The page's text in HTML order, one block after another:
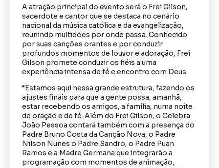
A atração principal do evento será o Frei Gilson,
sacerdote e cantor que se destaca no cenário
nacional da música católica e da evangelização,
reunindo multidões por onde passa. Conhecido
por suas canções orantes e por conduzir
profundos momentos de louvor e adoração, Frei
Gilson promete conduzir os fiéis a uma
experiência intensa de fé e encontro com Deus.
“Estamos aqui nessa grande estrutura, fazendo os
ajustes finais para que a gente possa, amanhã,
estar recebendo os amigos, a família, numa noite
de oração e de fé. Além do Frei Gilson, o Celebra
João Pessoa contará também com a presença do
Padre Bruno Costa da Canção Nova, o Padre
Nilson Nunes o Padre Sandro, o Padre Puan
Ramos e a Madre Germana que integrarão a
programação com momentos de animação,